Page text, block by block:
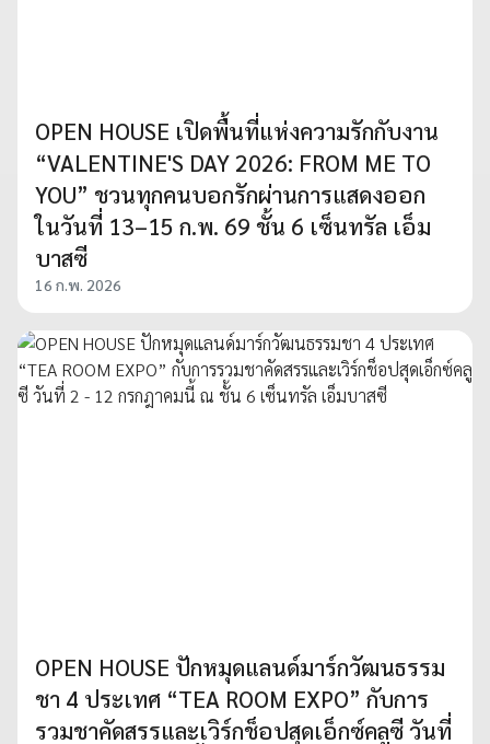
OPEN HOUSE เปิดพื้นที่แห่งความรักกับงาน
“VALENTINE'S DAY 2026: FROM ME TO
YOU” ชวนทุกคนบอกรักผ่านการแสดงออก
ในวันที่ 13–15 ก.พ. 69 ชั้น 6 เซ็นทรัล เอ็ม
บาสซี
16 ก.พ. 2026
OPEN HOUSE ปักหมุดแลนด์มาร์กวัฒนธรรม
ชา 4 ประเทศ “TEA ROOM EXPO” กับการ
รวมชาคัดสรรและเวิร์กช็อปสุดเอ็กซ์คลูซี วันที่